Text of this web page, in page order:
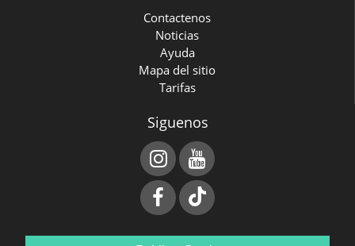
Contactenos
Noticias
Ayuda
Mapa del sitio
Tarifas
Siguenos